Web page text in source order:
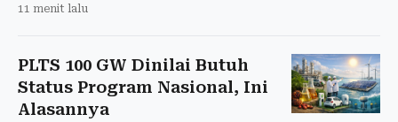
11 menit lalu
PLTS 100 GW Dinilai Butuh
Status Program Nasional, Ini
Alasannya